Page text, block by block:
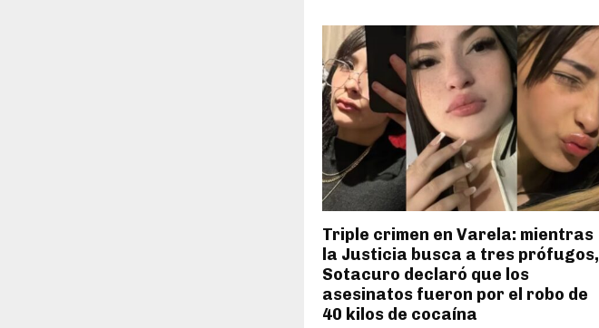
Triple crimen en Varela: mientras
la Justicia busca a tres prófugos,
Sotacuro declaró que los
asesinatos fueron por el robo de
40 kilos de cocaína